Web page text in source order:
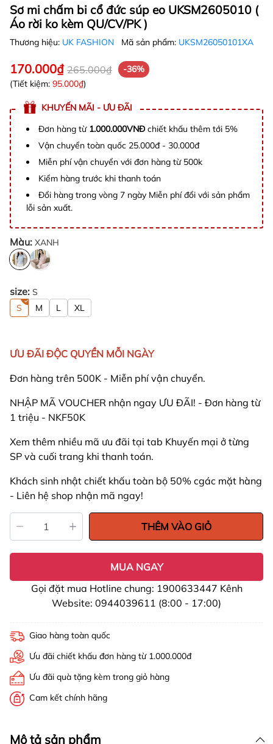
Sơ mi chấm bi cổ đức súp eo UKSM2605010 (
Áo rời ko kèm QU/CV/PK )
Thương hiệu: UK FASHION Mã sản phẩm: UKSM26050101XA
170.000₫ 265.000₫
-36%
(Tiết kiệm: 95.000₫)
KHUYẾN MÃI - ƯU ĐÃI
Đơn hàng từ 1.000.000VNĐchiết khấu thêm tới 5%
Vận chuyển toàn quốc 25.000đ - 30.000đ
Miễn phí vận chuyển với đơn hàng từ 500k
Kiểm hàng trước khi thanh toán
Đổi hàng trong vòng 7 ngày Miễn phí đổi với sản phẩm
lỗi sản xuất.
Màu: XANH
size: S
S
M L XL
ƯU ĐÃI ĐỘC QUYỀN MỖI NGÀY
Đơn hàng trên 500K - Miễn phí vận chuyển.
NHẬP MÃ VOUCHER nhận ngay ƯU ĐÃI! - Đơn hàng từ
1 triệu - NKF50K
Xem thêm nhiều mã ưu đãi tại tab Khuyến mại ở từng
SP và cuối trang khi thanh toán.
Khách sinh nhật chiết khấu toàn bộ 50% cgác mặt hàng
- Liên hệ shop nhận mã ngay!
THÊM VÀO GIỎ
MUA NGAY
Gọi đặt mua Hotline chung: 1900633447 Kênh
Website: 0944039611 (8:00 - 17:00)
Giao hàng toàn quốc
Ưu đãi chiết khấu đơn hàng từ 1.000.000đ
Ưu đãi quà tặng kèm trong giỏ hàng
Cam kết chính hãng
Mô tả sản phẩm